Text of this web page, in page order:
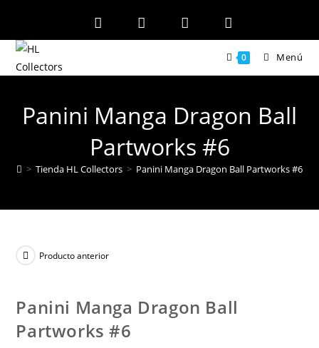
contenido
0 Menú
Panini Manga Dragon Ball
Partworks #6
> Tienda HL Collectors > Panini Manga Dragon Ball Partworks #6
Producto anterior
Panini Manga Dragon Ball
Partworks #6